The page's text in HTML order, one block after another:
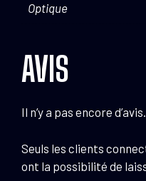
Optique
AVIS
Il n’y a pas encore d’avis.
Seuls les clients
ont la possibilité de